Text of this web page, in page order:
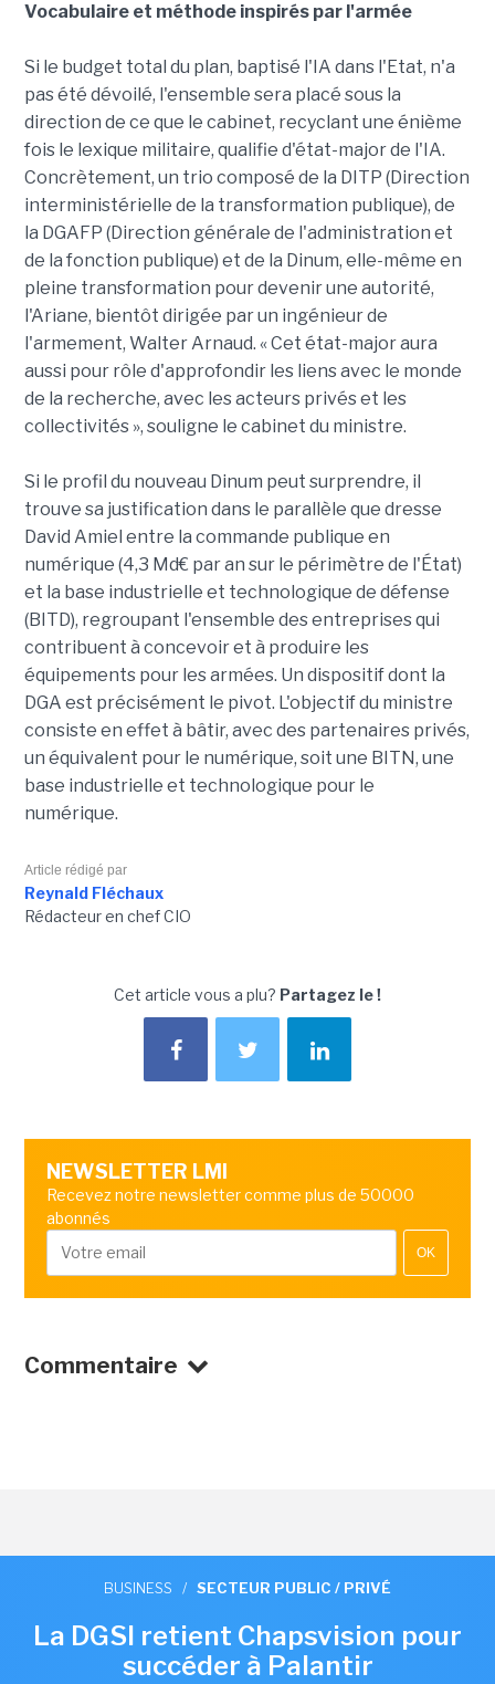
Vocabulaire et méthode inspirés par l'armée
Si le budget total du plan, baptisé l'IA dans l'Etat, n'a
pas été dévoilé, l'ensemble sera placé sous la
direction de ce que le cabinet, recyclant une énième
fois le lexique militaire, qualifie d'état-major de l'IA.
Concrètement, un trio composé de la DITP (Direction
interministérielle de la transformation publique), de
la DGAFP (Direction générale de l'administration et
de la fonction publique) et de la Dinum, elle-même en
pleine transformation pour devenir une autorité,
l'Ariane, bientôt dirigée par un ingénieur de
l'armement, Walter Arnaud. « Cet état-major aura
aussi pour rôle d'approfondir les liens avec le monde
de la recherche, avec les acteurs privés et les
collectivités », souligne le cabinet du ministre.
Si le profil du nouveau Dinum peut surprendre, il
trouve sa justification dans le parallèle que dresse
David Amiel entre la commande publique en
numérique (4,3 Md€ par an sur le périmètre de l'État)
et la base industrielle et technologique de défense
(BITD), regroupant l'ensemble des entreprises qui
contribuent à concevoir et à produire les
équipements pour les armées. Un dispositif dont la
DGA est précisément le pivot. L'objectif du ministre
consiste en effet à bâtir, avec des partenaires privés,
un équivalent pour le numérique, soit une BITN, une
base industrielle et technologique pour le
numérique.
Article rédigé par
Reynald Fléchaux
Rédacteur en chef CIO
Cet article vous a plu? Partagez le !
NEWSLETTER LMI
Recevez notre newsletter comme plus de 50000
abonnés
OK
Commentaire
BUSINESS / SECTEUR PUBLIC / PRIVÉ
La DGSI retient Chapsvision pour
succéder à Palantir